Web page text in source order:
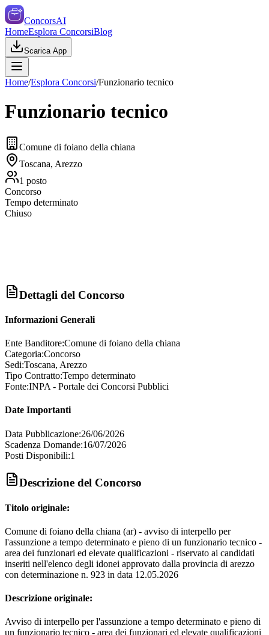
ConcorsAI
HomeEsplora ConcorsiBlog
Scarica App
Home/Esplora Concorsi/Funzionario tecnico
Funzionario tecnico
Comune di foiano della chiana
Toscana, Arezzo
1 posto
Concorso
Tempo determinato
Chiuso
Dettagli del Concorso
Informazioni Generali
Ente Banditore:Comune di foiano della chiana
Categoria:Concorso
Sedi:Toscana, Arezzo
Tipo Contratto:Tempo determinato
Fonte:INPA - Portale dei Concorsi Pubblici
Date Importanti
Data Pubblicazione:26/06/2026
Scadenza Domande:16/07/2026
Posti Disponibili:1
Descrizione del Concorso
Titolo originale:
Comune di foiano della chiana (ar) - avviso di interpello per
l'assunzione a tempo determinato e pieno di un funzionario tecnico -
area dei funzionari ed elevate qualificazioni - riservato ai candidati
inseriti nell'elenco degli idonei approvato dalla provincia di arezzo
con determinazione n. 923 in data 12.05.2026
Descrizione originale:
Avviso di interpello per l'assunzione a tempo determinato e pieno di
un funzionario tecnico - area dei funzionari ed elevate qualificazioni